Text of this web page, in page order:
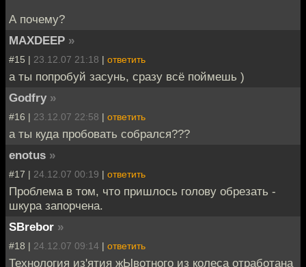
А почему?
MAXDEEP »
#15 | 23.12.07 21:18 | ответить
а ты попробуй засунь, сразу всё поймешь )
Godfry »
#16 | 23.12.07 22:58 | ответить
а ты куда пробовать собрался???
enotus »
#17 | 24.12.07 00:19 | ответить
Проблема в том, что пришлось голову обрезать -
шкура запорчена.
SBrebor »
#18 | 24.12.07 09:14 | ответить
Технология из'ятия жЫвотного из колеса отработана